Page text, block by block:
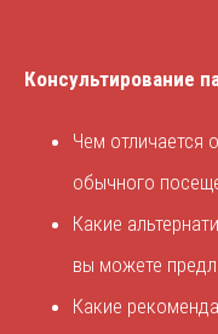
Консультирование
Чем отличается
обычного
Какие
вы можете
Какие